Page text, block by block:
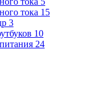
тока 15
3
10
24